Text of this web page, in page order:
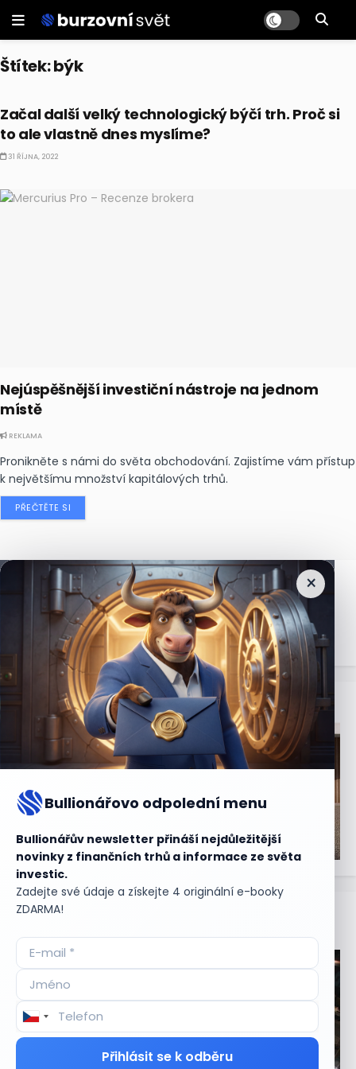
Štítek:býk
Začal další velký technologický býčí trh. Proč si
to ale vlastně dnes myslíme?
31 ŘÍJNA, 2022
Nejúspěšnější investiční nástroje na jednom
místě
REKLAMA
Pronikněte s námi do světa obchodování. Zajistíme vám přístup
k největšímu množství kapitálových trhů.
PŘEČTĚTE SI
×
Bullionářovo odpolední menu
Bullionářův newsletter přináší nejdůležitější
novinky z finančních trhů a informace ze světa
investic.
Zadejte své údaje a získejte 4 originální e-booky
ZDARMA!
Přihlásit se k odběru
Nejčtenějšízprávy
Aktuální